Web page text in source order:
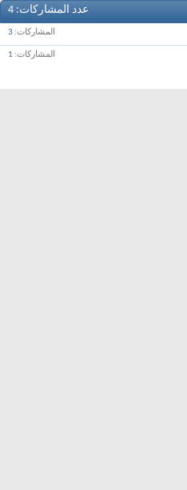
عدد المشاركات 4
المشاركات 3
المشاركات 1